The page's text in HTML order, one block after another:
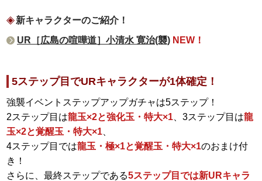
新キャラクターのご紹介！
UR［広島の喧嘩道］小清水 寛治(襲) NEW！
5ステップ目でURキャラクターが1体確定！
強襲イベントステップアップガチャは5ステップ！
2ステップ目は龍玉×2と強化玉・特大×1 、3ステップ目は龍
玉×2と覚醒玉・特大×1
4ステップ目では龍玉・極×1と覚醒玉・特大×1のおまけ付
き！
さらに、最終ステップである5ステップ目では新URキャラ